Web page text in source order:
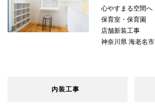
心やすまる空間へ
保育室・保育園
店舗新装工事
神奈川県 海老名市
内装工事